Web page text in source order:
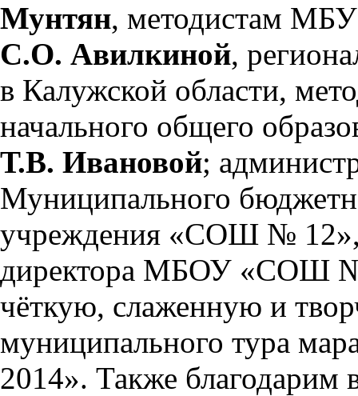
Мунтян, методистам
С.О. Авилкиной,
в Калужской области,
начального общего
Т.В. Ивановой;
Муниципального
учреждения «СОШ № 12»,
директора МБОУ «СОШ
чёткую, слаженную и
муниципального тура
2014». Также благодарим